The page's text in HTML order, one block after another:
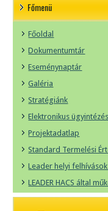
Főmenü
Főoldal
Dokumentumtár
Eseménynaptár
Galéria
Stratégiánk
Elektronikus ügyintézés
Projektadatlap
Standard Termelési
Leader helyi
LEADER HACS által